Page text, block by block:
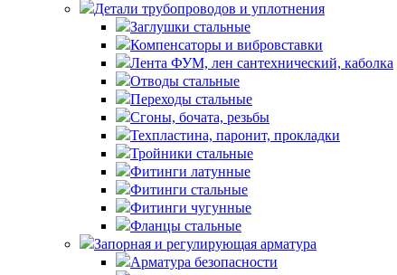
Детали трубопроводов и уплотнения
Заглушки стальные
Компенсаторы и вибровставки
Лента ФУМ, лен сантехнический, каболка
Отводы стальные
Переходы стальные
Сгоны, бочата, резьбы
Техпластина, паронит, прокладки
Тройники стальные
Фитинги латунные
Фитинги стальные
Фитинги чугунные
Фланцы стальные
Запорная и регулирующая арматура
Арматура безопасности